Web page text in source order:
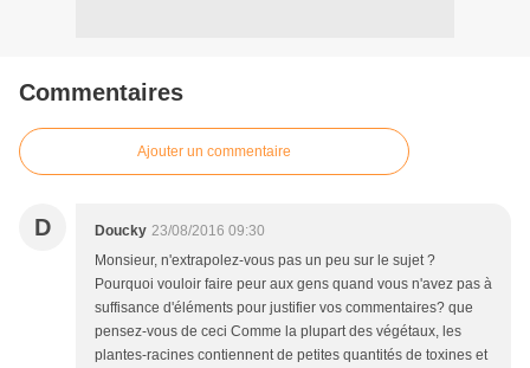
Commentaires
Ajouter un commentaire
D Doucky 23/08/2016 09:30
Monsieur, n'extrapolez-vous pas un peu sur le sujet ?
Pourquoi vouloir faire peur aux gens quand vous n'avez pas à
suffisance d'éléments pour justifier vos commentaires? que
pensez-vous de ceci Comme la plupart des végétaux, les
plantes-racines contiennent de petites quantités de toxines et